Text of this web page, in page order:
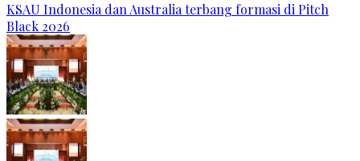
KSAU Indonesia dan Australia terbang formasi di Pitch
Black 2026